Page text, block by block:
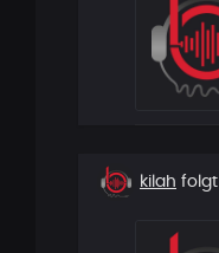
Neuer
kilah